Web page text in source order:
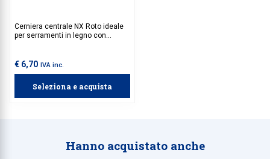
Cerniera centrale NX Roto ideale
per serramenti in legno con
cava ferramenta. Da abbinare al
€ 6,70 IVA inc.
Seleziona e acquista
Hanno acquistato anche